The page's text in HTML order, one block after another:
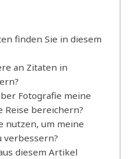
finden Sie in diesem
an Zitaten in
Fotografie meine
Reise bereichern?
nutzen, um meine
verbessern?
diesem Artikel